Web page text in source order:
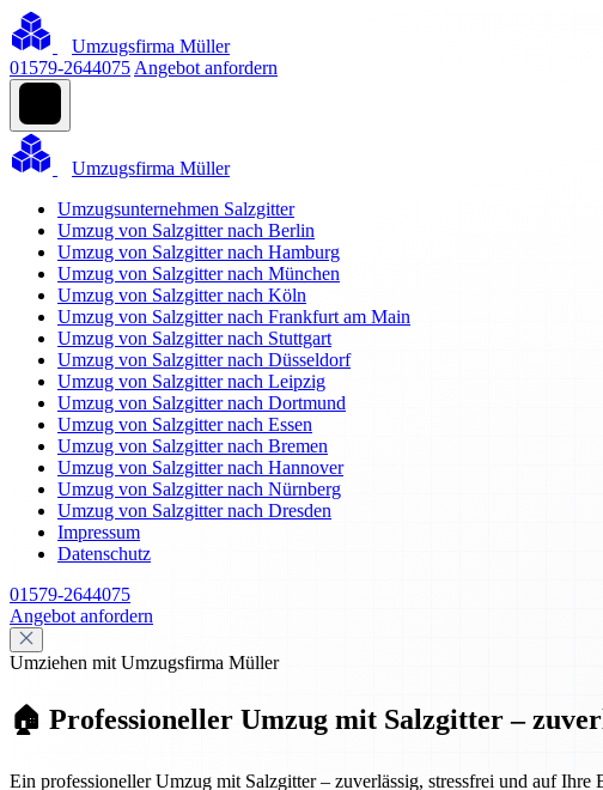
Umzugsfirma Müller
01579-2644075 Angebot anfordern
Umzugsfirma Müller
Umzugsunternehmen Salzgitter
Umzug von Salzgitter nach Berlin
Umzug von Salzgitter nach Hamburg
Umzug von Salzgitter nach München
Umzug von Salzgitter nach Köln
Umzug von Salzgitter nach Frankfurt am Main
Umzug von Salzgitter nach Stuttgart
Umzug von Salzgitter nach Düsseldorf
Umzug von Salzgitter nach Leipzig
Umzug von Salzgitter nach Dortmund
Umzug von Salzgitter nach Essen
Umzug von Salzgitter nach Bremen
Umzug von Salzgitter nach Hannover
Umzug von Salzgitter nach Nürnberg
Umzug von Salzgitter nach Dresden
Impressum
Datenschutz
01579-2644075
Angebot anfordern
Umziehen mit Umzugsfirma Müller
🏠 Professioneller Umzug mit Salzgitter –
Ein professioneller Umzug mit Salzgitter – zuverlässig, stressfrei und auf